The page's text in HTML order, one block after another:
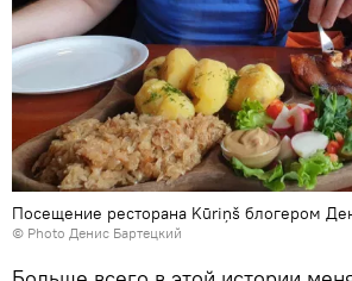
Посещение ресторана Kūriņš блогером
© Photo Денис Бартецкий